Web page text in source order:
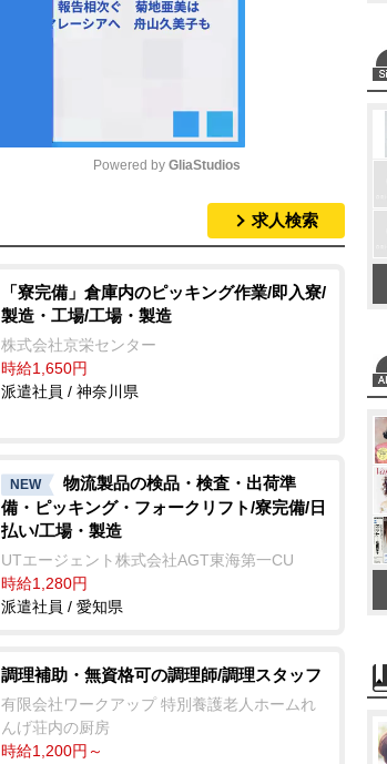
t
e
Powered by GliaStudios
求人検索
「寮完備」倉庫内のピッキング作業/即入寮/
製造・工場/工場・製造
株式会社京栄センター
時給1,650円
派遣社員 / 神奈川県
NEW
物流製品の検品・検査・出荷準
備・ピッキング・フォークリフト/寮完備/日
払い/工場・製造
UTエージェント株式会社AGT東海第一CU
時給1,280円
派遣社員 / 愛知県
調理補助・無資格可の調理師/調理スタッフ
有限会社ワークアップ 特別養護老人ホームれ
んげ荘内の厨房
時給1,200円～